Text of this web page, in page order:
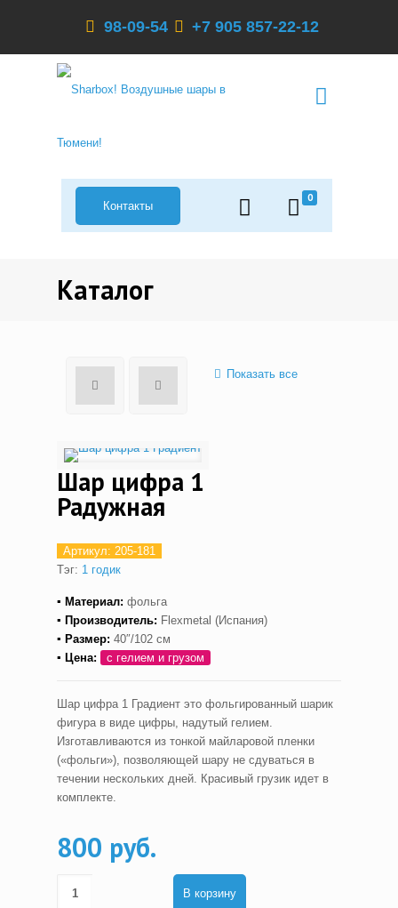
98-09-54 +7 905 857-22-12
0
Контакты
Каталог
Показать все
Шар цифра 1
Радужная
Артикул: 205-181
Тэг: 1 годик
▪ Материал: фольга
▪ Производитель: Flexmetal (Испания)
▪ Размер: 40″/102 см
▪ Цена:
с гелием и грузом
Шар цифра 1 Градиент это фольгированный шарик
фигура в виде цифры, надутый гелием.
Изготавливаются из тонкой майларовой пленки
(«фольги»), позволяющей шару не сдуваться в
течении нескольких дней. Красивый грузик идет в
комплекте.
800 руб.
В корзину